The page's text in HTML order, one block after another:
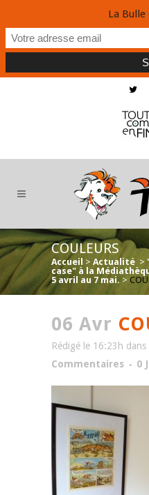
COULEURS
Accueil > Actualité >
case" à la
5 avril au 7 mai. >
06 Avr
Rédigé le 16:23h dans
Commentaires
0
La